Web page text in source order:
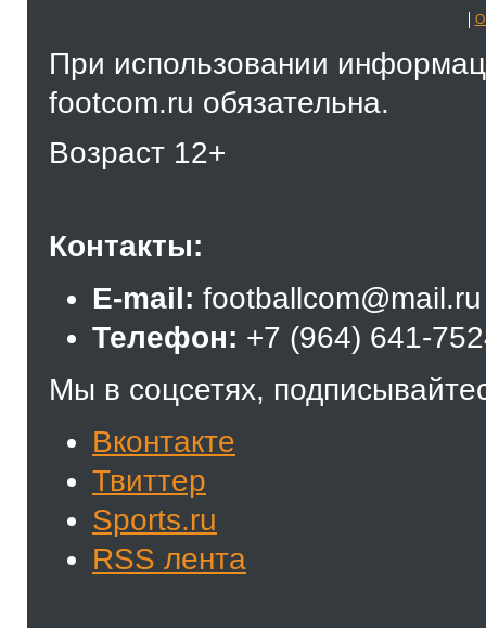
О
При использовании
footcom.ru обязательна.
Возраст 12+
Контакты:
E-mail: footballcom@mail.ru
Телефон: +7 (964) 641-
Мы в соцсетях,
Вконтакте
Твиттер
Sports.ru
RSS лента